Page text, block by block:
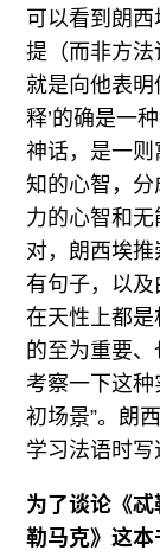
可以看到朗
提（而非方法
就是向他表明
释’的确是一
神话，是一
知的心智，
力的心智和无
对，朗西埃推
有句子，以及
在天性上都是
的至为重要
考察一下这
初场景”。朗
学习法语时写
为了谈论《
勒马克》这